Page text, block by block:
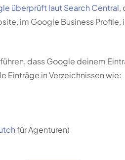
überprüft laut Search Central,
im Google Business Profile,
dass Google deinem
Einträge in Verzeichnissen wie:
für Agenturen)